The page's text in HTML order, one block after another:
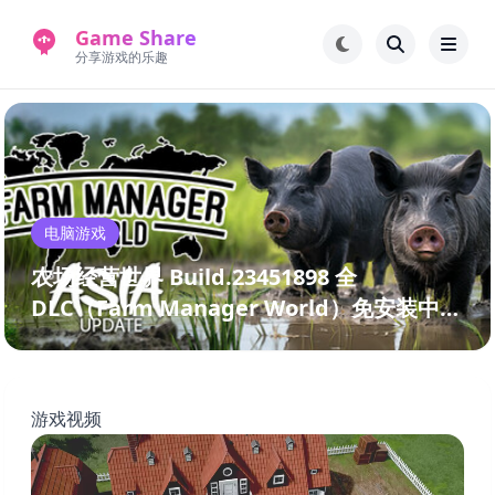
Game Share
分享游戏的乐趣
首页 电脑游戏
手机游戏 常见问题解答
新版游戏站 永久地址
电脑游戏
农场经营世界 Build.23451898 全
DLC（Farm Manager World）免安装中文
版
游戏视频